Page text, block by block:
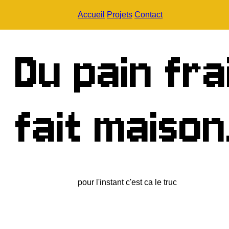
Accueil Projets Contact
Du pain fra
fait maison
pour l'instant c'est ca le truc